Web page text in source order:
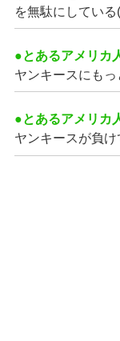
を無駄にしている
●とあるアメリカ
ヤンキースにもっ
●とあるアメリカ
ヤンキースが負け